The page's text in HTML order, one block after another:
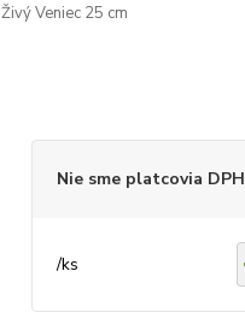
Živý Veniec 25 cm
Nie sme platcovia DPH
/ks